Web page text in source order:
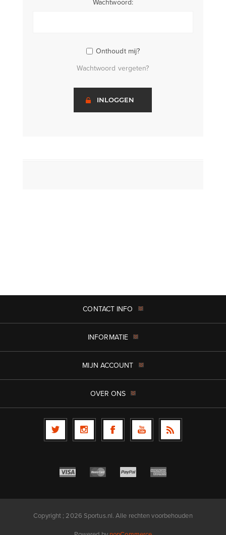
Onthoudt mij?
Wachtwoord vergeten?
INLOGGEN
CONTACT INFO
INFORMATIE
MIJN ACCOUNT
OVER ONS
Copyright ; 2026 Sportus.nl. Alle rechten voorbehouden